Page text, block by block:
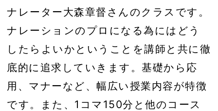
ナレーター大森章督さんのクラスです。
ナレーションのプロになる為にはどう
したらよいかということを講師と共に徹
底的に追求していきます。基礎から応
用、マナーなど、幅広い授業内容が特徴
です。また、1コマ150分と他のコース